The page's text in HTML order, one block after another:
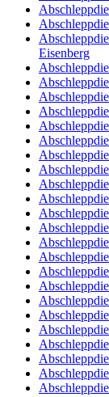
Eisenberg